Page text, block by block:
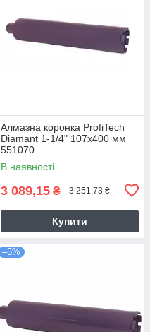
Алмазна коронка ProfiTech
Diamant 1-1/4" 107x400 мм
551070
В наявності
3 089,15 ₴ 3 251,73 ₴
Купити
–5%